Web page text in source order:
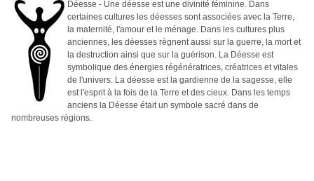
Déesse - Une déesse est une divinité féminine. Dans
certaines cultures les déesses sont associées avec la Terre,
la maternité, l'amour et le ménage. Dans les cultures plus
anciennes, les déesses règnent aussi sur la guerre, la mort et
la destruction ainsi que sur la guérison. La Déesse est
symbolique des énergies régénératrices, créatrices et vitales
de l'univers. La déesse est la gardienne de la sagesse, elle
est l'esprit à la fois de la Terre et des cieux. Dans les temps
anciens la Déesse était un symbole sacré dans de
nombreuses régions.